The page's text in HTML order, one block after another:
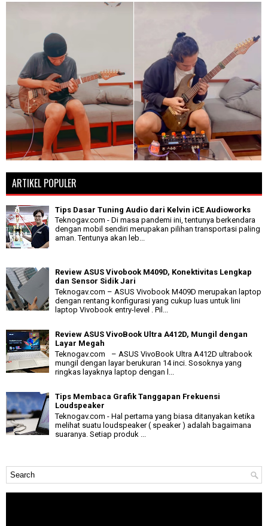
ARTIKEL POPULER
Tips Dasar Tuning Audio dari Kelvin iCE Audioworks
Teknogav.com - Di masa pandemi ini, tentunya berkendara
dengan mobil sendiri merupakan pilihan transportasi paling
aman. Tentunya akan leb...
Review ASUS Vivobook M409D, Konektivitas Lengkap
dan Sensor Sidik Jari
Teknogav.com – ASUS Vivobook M409D merupakan laptop
dengan rentang konfigurasi yang cukup luas untuk lini
laptop Vivobook entry-level . Pil...
Review ASUS VivoBook Ultra A412D, Mungil dengan
Layar Megah
Teknogav.com – ASUS VivoBook Ultra A412D ultrabook
mungil dengan layar berukuran 14 inci. Sosoknya yang
ringkas layaknya laptop dengan l...
Tips Membaca Grafik Tanggapan Frekuensi
Loudspeaker
Teknogav.com - Hal pertama yang biasa ditanyakan ketika
melihat suatu loudspeaker ( speaker ) adalah bagaimana
suaranya. Setiap produk ...